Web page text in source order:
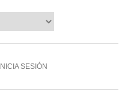
INICIA SESIÓN